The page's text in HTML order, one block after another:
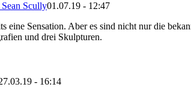
Scully01.07.19 - 12:47
eine Sensation. Aber es sind nicht nur die
und drei Skulpturen.
- 16:14